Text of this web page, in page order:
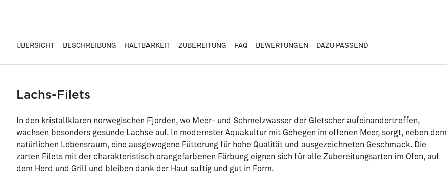
ÜBERSICHT BESCHREIBUNG HALTBARKEIT ZUBEREITUNG FAQ BEWERTUNGEN DAZU PASSEND
Lachs-Filets
In den kristallklaren norwegischen Fjorden, wo Meer- und Schmelzwasser der Gletscher aufeinandertreffen,
wachsen besonders gesunde Lachse auf. In modernster Aquakultur mit Gehegen im offenen Meer, sorgt, neben dem
natürlichen Lebensraum, eine ausgewogene Fütterung für hohe Qualität und ausgezeichneten Geschmack. Die
zarten Filets mit der charakteristisch orangefarbenen Färbung eignen sich für alle Zubereitungsarten im Ofen, auf
dem Herd und Grill und bleiben dank der Haut saftig und gut in Form.